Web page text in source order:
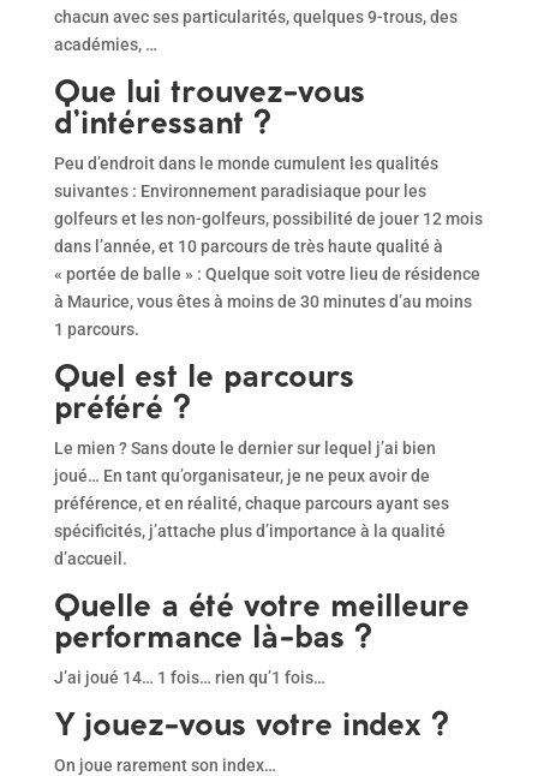
chacun avec ses particularités, quelques 9-trous, des
académies, …
Que lui trouvez-vous
d’intéressant ?
Peu d’endroit dans le monde cumulent les qualités
suivantes : Environnement paradisiaque pour les
golfeurs et les non-golfeurs, possibilité de jouer 12 mois
dans l’année, et 10 parcours de très haute qualité à
« portée de balle » : Quelque soit votre lieu de résidence
à Maurice, vous êtes à moins de 30 minutes d’au moins
1 parcours.
Quel est le parcours
préféré ?
Le mien ? Sans doute le dernier sur lequel j’ai bien
joué… En tant qu’organisateur, je ne peux avoir de
préférence, et en réalité, chaque parcours ayant ses
spécificités, j’attache plus d’importance à la qualité
d’accueil.
Quelle a été votre meilleure
performance là-bas ?
J’ai joué 14… 1 fois… rien qu’1 fois…
Y jouez-vous votre index ?
On joue rarement son index…